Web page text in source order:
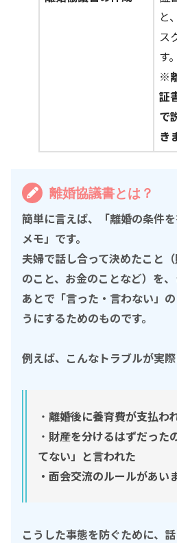
と
ス
す。
※
証
で
き
離婚協議書とは？
簡単に言えば、「離婚の条件
メモ」です。
夫婦で話し合って決めたこと
のこと、お金のことなど）を、
あとで「言った・言わない」
うにするためのものです。
例えば、こんなトラブルが実
・ 離婚後に養育費が支払わ
・ 財産を分けるはずだった
てない」と言われた
・面会交流のルールがあい
こうした事態を防ぐために、